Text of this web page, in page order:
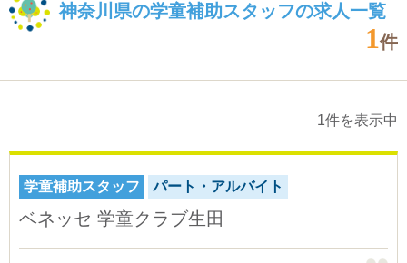
神奈川県の学童補助スタッフの求人一覧
1件
1件を表示中
学童補助スタッフ パート・アルバイト
ベネッセ 学童クラブ生田